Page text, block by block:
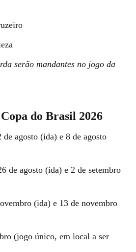
serão mandantes no jogo da
do Brasil 2026
agosto (ida) e 8 de agosto
de agosto (ida) e 2 de setembro
(ida) e 13 de novembro
(jogo único, em local a ser